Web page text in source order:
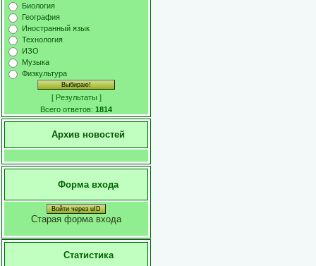
Биология
География
Иностранный язык
Технология
ИЗО
Музыка
Физкультура
[ Результаты ]
Всего ответов: 1814
Архив новостей
Форма входа
Войти через uID
Старая форма входа
Статистика